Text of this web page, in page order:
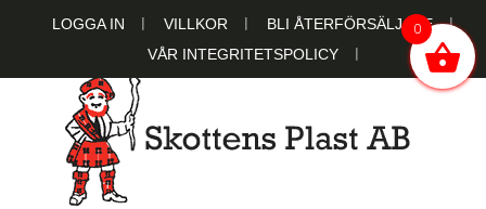
LOGGA IN VILLKOR
BLI ÅTERFÖRSÄLJARE
VÅR INTEGRITETSPOLICY
0